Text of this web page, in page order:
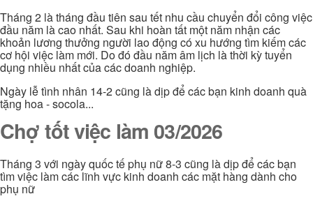
Tháng 2 là tháng đầu tiên sau tết nhu cầu chuyển đổi công việc
đầu năm là cao nhất. Sau khi hoàn tất một năm nhận các
khoản lương thưởng người lao động có xu hướng tìm kiếm các
cơ hội việc làm mới. Do đó đầu năm âm lịch là thời kỳ tuyển
dụng nhiều nhất của các doanh nghiệp.
Ngày lễ tình nhân 14-2 cũng là dịp để các bạn kinh doanh quà
tặng hoa - socola...
Chợ tốt việc làm 03/2026
Tháng 3 với ngày quốc tế phụ nữ 8-3 cũng là dịp để các bạn
tìm việc làm các lĩnh vực kinh doanh các mặt hàng dành cho
phụ nữ